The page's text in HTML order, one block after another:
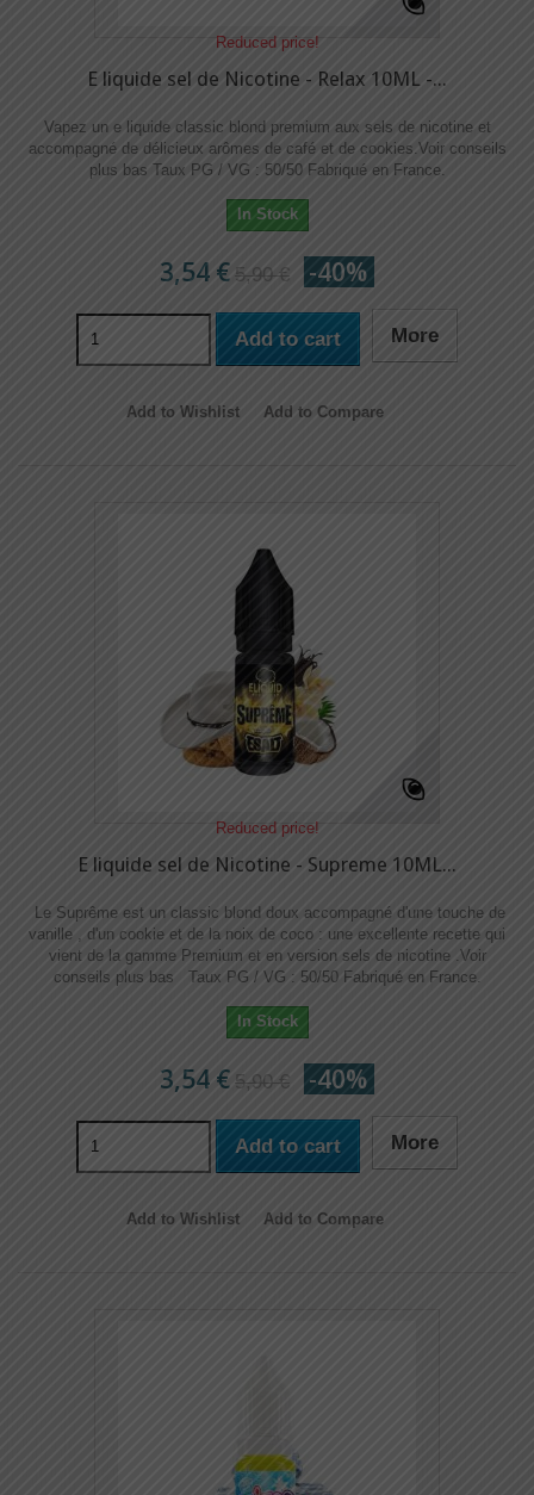
Reduced price!
E liquide sel de Nicotine - Relax 10ML -...
Vapez un e liquide classic blond premium aux sels de nicotine et
accompagné de délicieux arômes de café et de cookies.​Voir conseils
plus bas Taux PG / VG : 50/50 Fabriqué en France.
In Stock
3,54 € 5,90 € -40%
Add to cart More
Add to Wishlist Add to Compare
Reduced price!
E liquide sel de Nicotine - Supreme 10ML...
Le Suprême est un classic blond doux accompagné d'une touche de
vanille , d'un cookie et de la noix de coco : une excellente recette qui
vient de la gamme Premium et en version sels de nicotine .Voir
conseils plus bas Taux PG / VG : 50/50 Fabriqué en France.
In Stock
3,54 € 5,90 € -40%
Add to cart More
Add to Wishlist Add to Compare